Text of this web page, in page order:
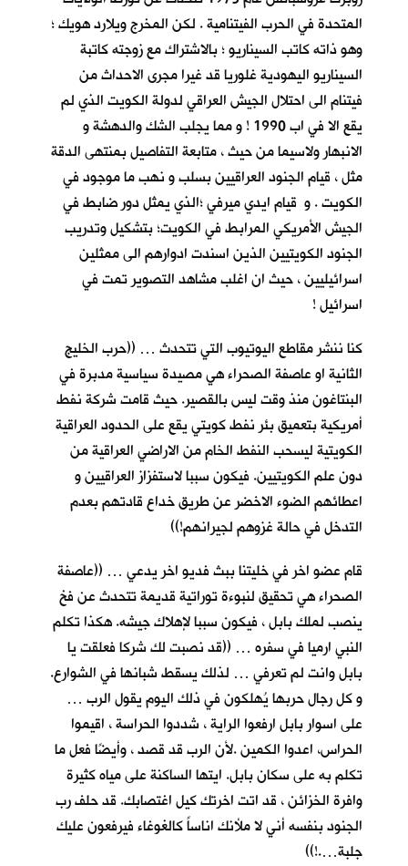
المتحدة في الحرب الفيتنامية . لكن المخرج ويلارد هويك ؛
وهو ذاته كاتب السيناريو ؛ بالاشتراك مع زوجته كاتبة
السيناريو اليهودية غلوريا قد غيرا مجرى الاحداث من
فيتنام الى احتلال الجيش العراقي لدولة الكويت الذي لم
يقع الا في اب 1990 ! و مما يجلب الشك والدهشة و
الانبهار ولاسيما من حيث ، متابعة التفاصيل بمنتهى الدقة
مثل ، قيام الجنود العراقيين بسلب و نهب ما موجود في
الكويت . و قيام ايدي ميرفي ؛الذي يمثل دور ضابط في
الجيش الأمريكي المرابط في الكويت؛ بتشكيل وتدريب
الجنود الكويتيين الذين اسندت ادوارهم الى ممثلين
اسرائيليين ، حيث ان اغلب مشاهد التصوير تمت في
اسرائيل !
كنا ننشر مقاطع اليوتيوب التي تتحدث … ((حرب الخليج
الثانية او عاصفة الصحراء هي مصيدة سياسية مدبرة في
البنتاغون منذ وقت ليس بالقصير. حيث قامت شركة نفط
أمريكية بتعميق بئر نفط كويتي يقع على الحدود العراقية
الكويتية ليسحب النفط الخام من الاراضي العراقية من
دون علم الكويتيين. فيكون سببا لاستفزاز العراقيين و
اعطائهم الضوء الاخضر عن طريق خداع قادتهم بعدم
التدخل في حالة غزوهم لجيرانهم!))
قام عضو اخر في خليتنا ببث فديو اخر يدعي … ((عاصفة
الصحراء هي تحقيق لنبوءة توراتية قديمة تتحدث عن فخ
ينصب لملك بابل ، فيكون سببا لإهلاك جيشه. هكذا تكلم
النبي ارميا في سفره … ((قد نصبت لك شركا فعلقت يا
بابل وانت لم تعرفي … لذلك يسقط شبانها في الشوارع.
و كل رجال حربها يُهلكون في ذلك اليوم يقول الرب …
على اسوار بابل ارفعوا الراية ، شددوا الحراسة ، اقيموا
الحراس، اعدوا الكمين .لأن الرب قد قصد ، وأيضًا فعل ما
تكلم به على سكان بابل. ايتها الساكنة على مياه كثيرة
وافرة الخزائن ، قد اتت اخرتك كيل اغتصابك. قد حلف رب
الجنود بنفسه أني لا ملأنك اناساً كالغوغاء فيرفعون عليك
جلبة….!))